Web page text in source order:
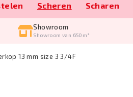
Scheren Scharen
Showroom
Showroom van 650m²
13 mm size 3 3/4F